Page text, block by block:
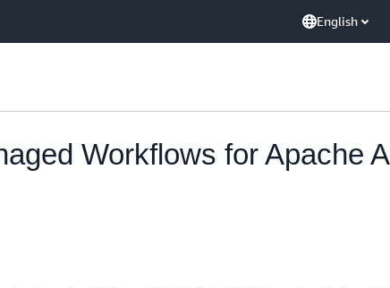
English
Workflows for Apache